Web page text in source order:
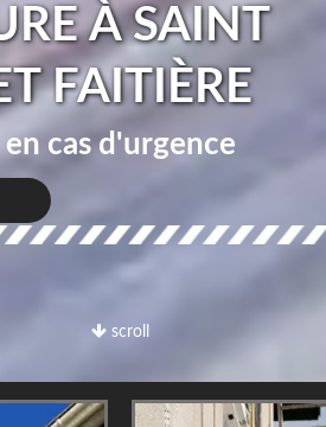
scroll
À SAINT
FAITIÈRE
cas d'urgence